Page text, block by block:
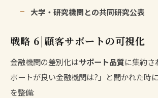
大学・研究機関との共同研究公表
戦略 6|顧客サポートの可視化
金融機関の差別化はサポート品質に集約さ
ポートが良い金融機関は?」と聞かれた時
を整備: